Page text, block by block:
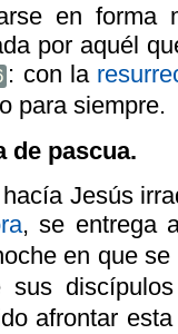
en forma
por aquél
: con la
para siempre.
de pascua.
Jesús
, se entrega
en que
sus
afrontar